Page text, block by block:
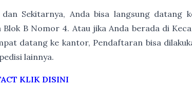
Sekitarnya, Anda bisa langsung datang
Blok B Nomor 4. Atau jika Anda berada di
datang ke kantor, Pendaftaran bisa
lainnya.
KLIK DISINI